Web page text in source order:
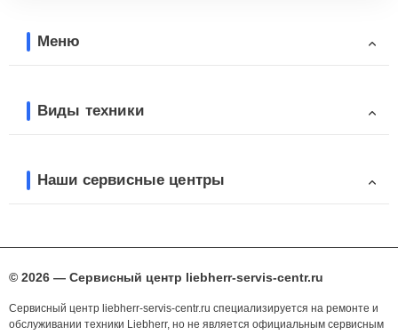
Меню
Виды техники
Наши сервисные центры
© 2026 — Сервисный центр liebherr-servis-centr.ru
Сервисный центр liebherr-servis-centr.ru специализируется на ремонте и
обслуживании техники Liebherr, но не является официальным сервисным